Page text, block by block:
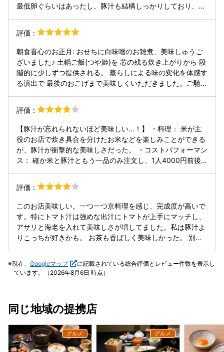
最低卵ぐらいはあったし、豚汁も結構しっかりしており、や
はできないものなので印象的でした。
評価：
朝食喜心のお正月: おせちに白味噌のお雑煮、美味しゅうご
ざいました♪ 土鍋ご飯(つや姫)を 芯の残る炊き上がりから 段
階的に少しずつ提供される。 蒸らしによる味の変化を体感す
る演出で 最後のおこげまで美味しくいただきました。ご馳走
評価：
【豚汁が忘れられないほど美味しい…！】 ・料理： 米が主
役のお店で炊き具合を分けたお米などを楽しみことができる
が、豚汁が衝撃的な美味しさだった。 ・コストパフォーマン
ス： 確か米と豚汁ともう一品のみ注文し、1人4000円前後
し、まあこんなものかなと。
評価：
このお店美味しい。一つ一つ京料理を感じ、完成度が高いで
す。特にトマト汁は強めな出汁にトマトが上手にマッチし、
アサリと海老を入れて美味しさが増してました。私は豚汁よ
りこっちが好きかも。 お茶も香ばしく美味しかった。 別注
い。 ねぎみそもご飯とあう！かなり美味しい。
現在、 Googleマップ
に記載されている総合評価とレビュー件数を表示し
ています。（2026年8月6日 時点）
同じ地域の提携店